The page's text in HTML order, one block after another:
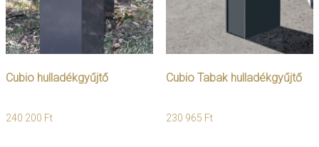
Cubio hulladékgyűjtő
240 200 Ft
Cubio Tabak hulladékgyűjtő
230 965 Ft